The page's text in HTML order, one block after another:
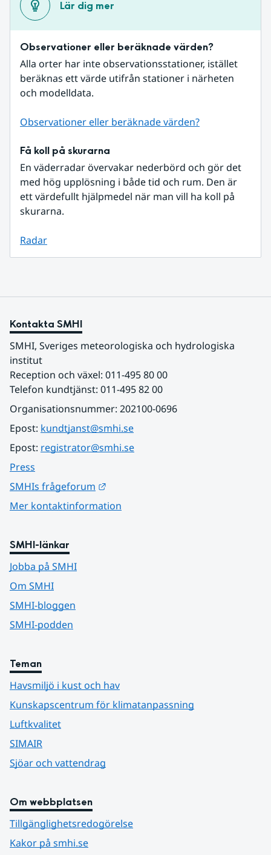
Lär dig mer
Observationer eller beräknade värden?
Alla orter har inte observationsstationer, istället
beräknas ett värde utifrån stationer i närheten
och modelldata.
Observationer eller beräknade värden?
Få koll på skurarna
En väderradar övervakar nederbörd och gör det
med hög upplösning i både tid och rum. Den är
ett värdefullt hjälpmedel när man vill ha koll på
skurarna.
Radar
Kontakta SMHI
SMHI, Sveriges meteorologiska och hydrologiska
institut
Reception och växel: 011-495 80 00
Telefon kundtjänst: 011-495 82 00
Organisationsnummer: 202100-0696
Epost: kundtjanst@smhi.se
Epost: registrator@smhi.se
Press
SMHIs frågeforum
Mer kontaktinformation
SMHI-länkar
Jobba på SMHI
Om SMHI
SMHI-bloggen
SMHI-podden
Teman
Havsmiljö i kust och hav
Kunskapscentrum för klimatanpassning
Luftkvalitet
SIMAIR
Sjöar och vattendrag
Om webbplatsen
Tillgänglighetsredogörelse
Kakor på smhi.se